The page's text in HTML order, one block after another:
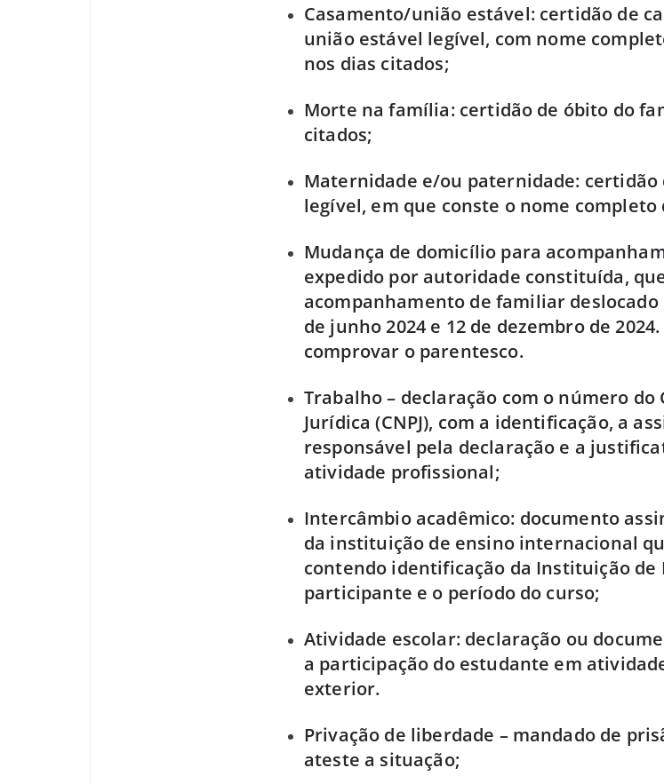
Casamento/união estável: certidão de
união estável legível, com nome
nos dias citados;
Morte na família: certidão de óbito do
citados;
Maternidade e/ou paternidade: certidão
legível, em que conste o nome
Mudança de domicílio para
expedido por autoridade constituída,
acompanhamento de familiar
de junho 2024 e 12 de dezembro de
comprovar o parentesco.
Trabalho – declaração com o número do
Jurídica (CNPJ), com a identificação, a
responsável pela declaração e a
atividade profissional;
Intercâmbio acadêmico: documento
da instituição de ensino internacional
contendo identificação da Instituição de
participante e o período do curso;
Atividade escolar: declaração ou
a participação do estudante em
exterior.
Privação de liberdade – mandado de
ateste a situação;